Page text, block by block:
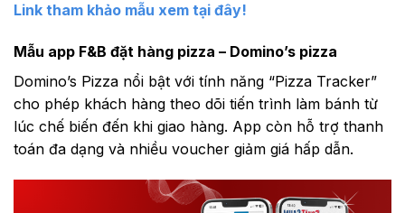
Link tham khảo mẫu xem tại đây!
Mẫu app F&B đặt hàng pizza – Domino’s pizza
Domino’s Pizza nổi bật với tính năng “Pizza Tracker”
cho phép khách hàng theo dõi tiến trình làm bánh từ
lúc chế biến đến khi giao hàng. App còn hỗ trợ thanh
toán đa dạng và nhiều voucher giảm giá hấp dẫn.